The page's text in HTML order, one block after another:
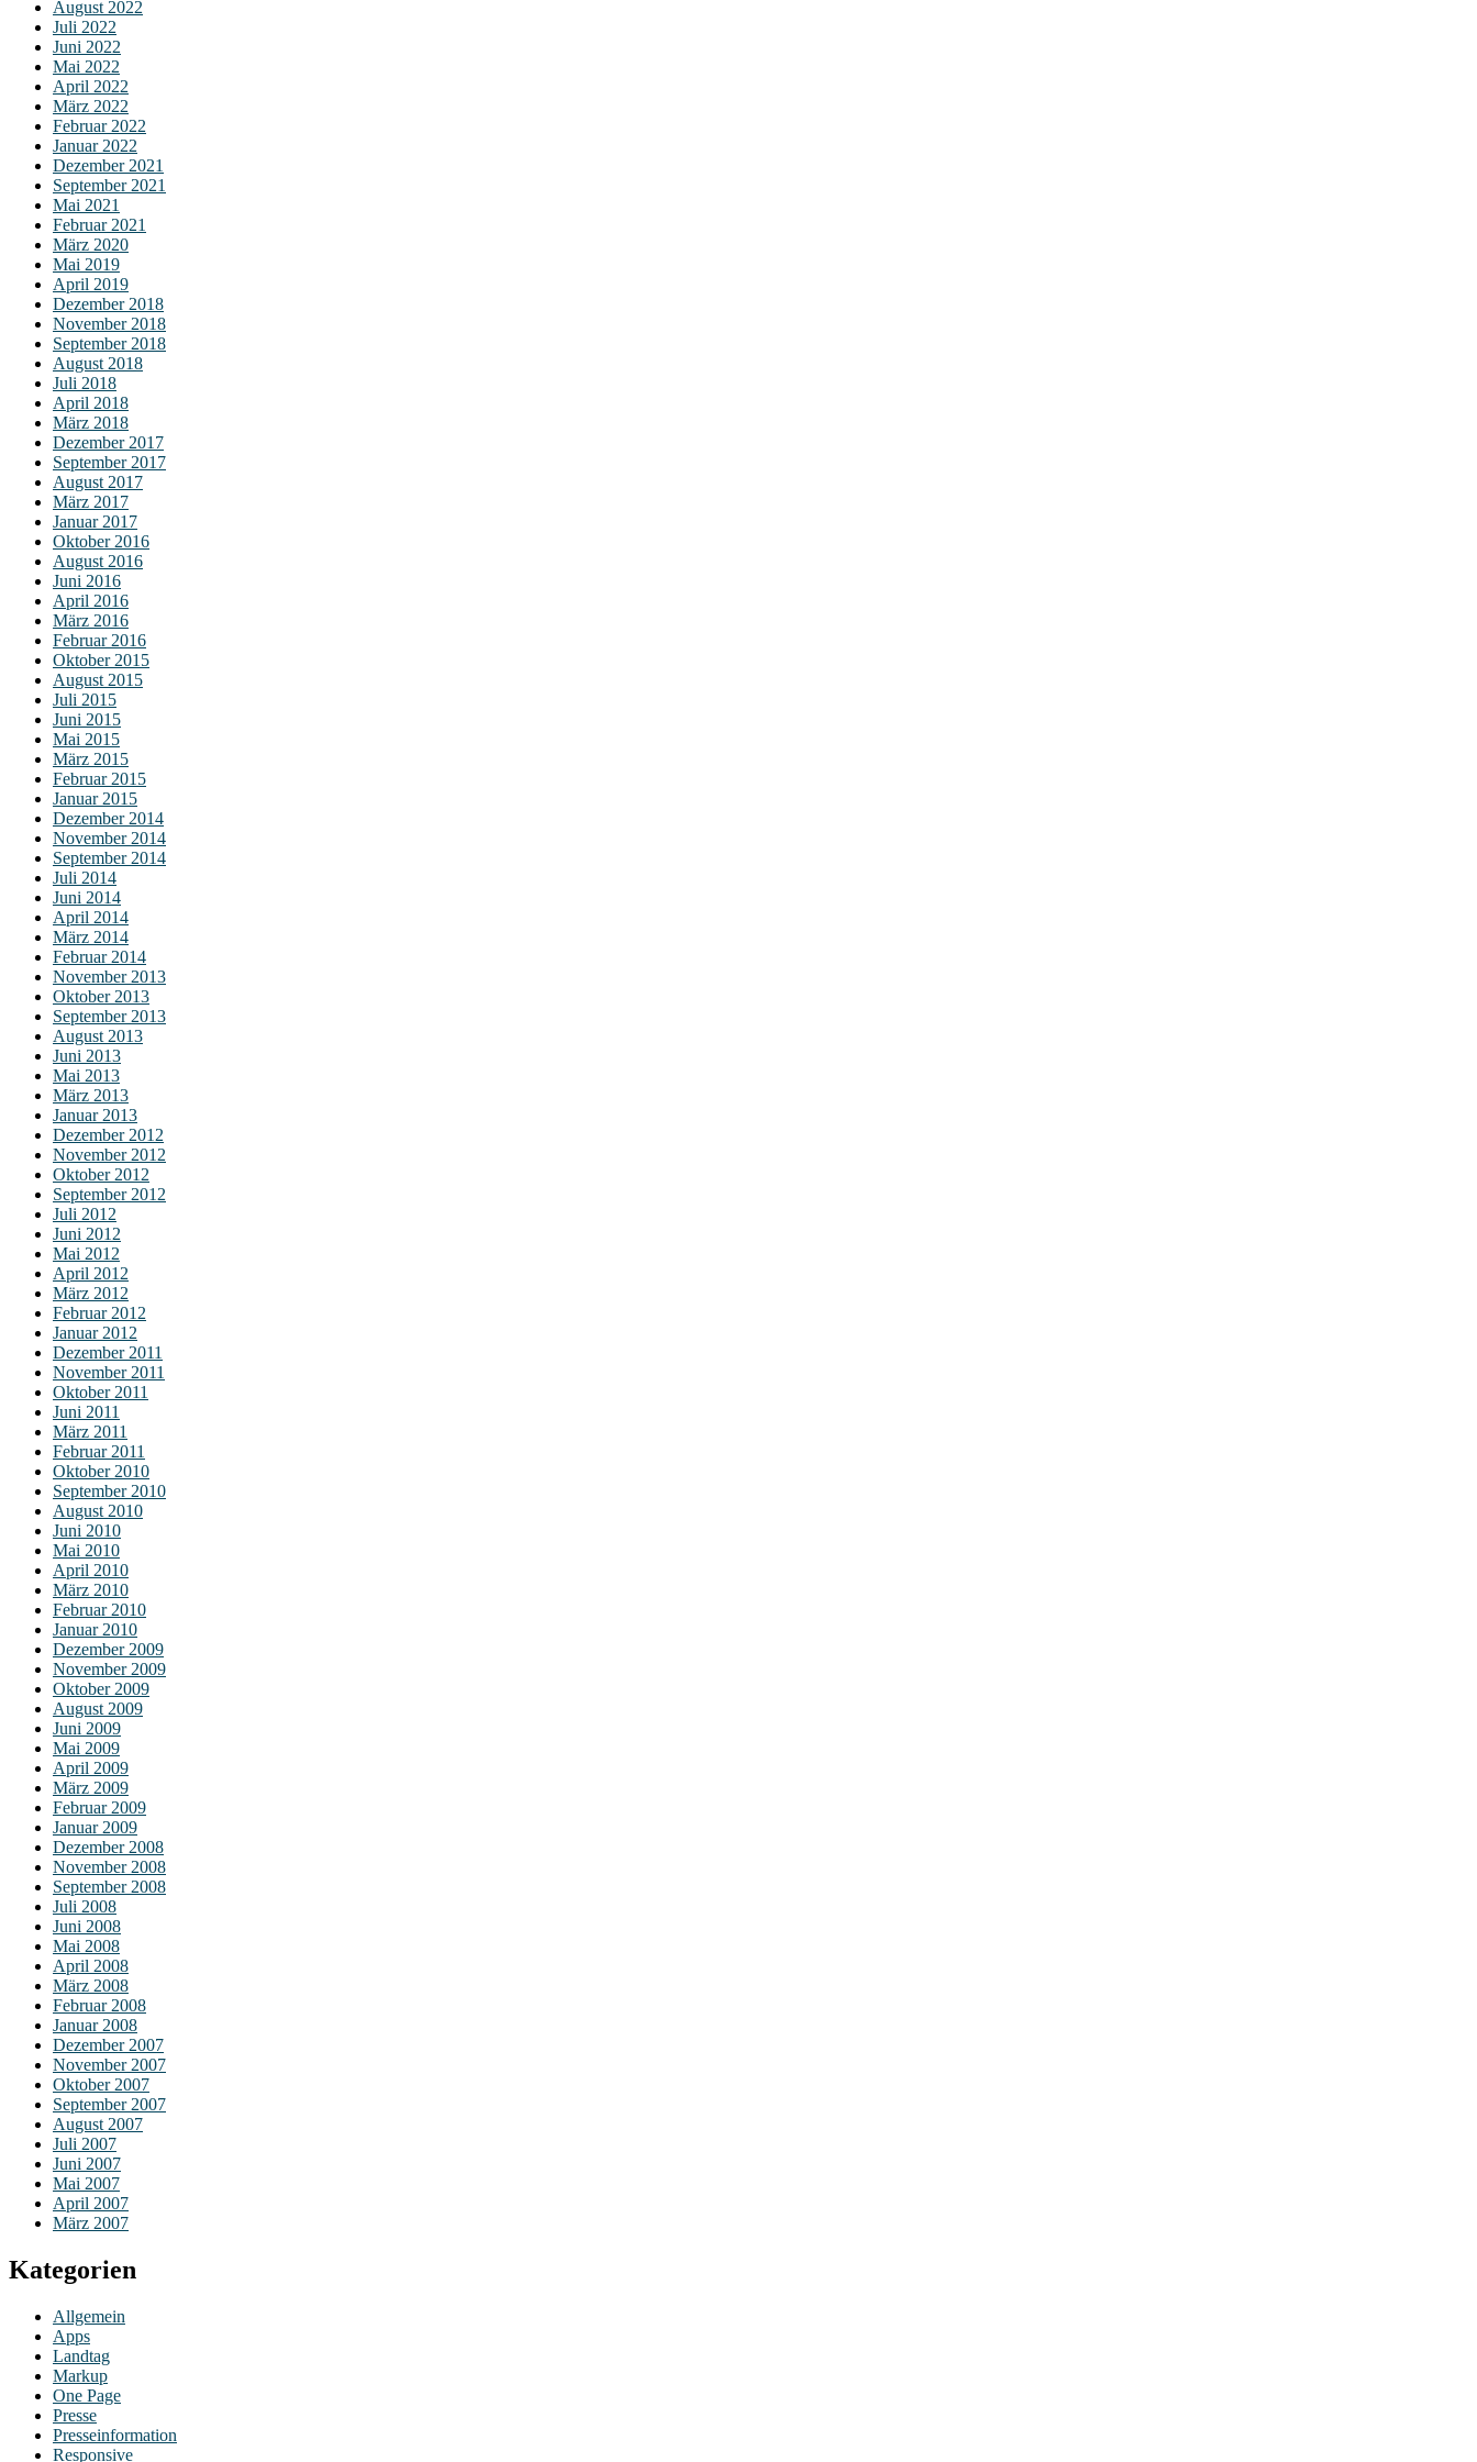
August 2022
Juli 2022
Juni 2022
Mai 2022
April 2022
März 2022
Februar 2022
Januar 2022
Dezember 2021
September 2021
Mai 2021
Februar 2021
März 2020
Mai 2019
April 2019
Dezember 2018
November 2018
September 2018
August 2018
Juli 2018
April 2018
März 2018
Dezember 2017
September 2017
August 2017
März 2017
Januar 2017
Oktober 2016
August 2016
Juni 2016
April 2016
März 2016
Februar 2016
Oktober 2015
August 2015
Juli 2015
Juni 2015
Mai 2015
März 2015
Februar 2015
Januar 2015
Dezember 2014
November 2014
September 2014
Juli 2014
Juni 2014
April 2014
März 2014
Februar 2014
November 2013
Oktober 2013
September 2013
August 2013
Juni 2013
Mai 2013
März 2013
Januar 2013
Dezember 2012
November 2012
Oktober 2012
September 2012
Juli 2012
Juni 2012
Mai 2012
April 2012
März 2012
Februar 2012
Januar 2012
Dezember 2011
November 2011
Oktober 2011
Juni 2011
März 2011
Februar 2011
Oktober 2010
September 2010
August 2010
Juni 2010
Mai 2010
April 2010
März 2010
Februar 2010
Januar 2010
Dezember 2009
November 2009
Oktober 2009
August 2009
Juni 2009
Mai 2009
April 2009
März 2009
Februar 2009
Januar 2009
Dezember 2008
November 2008
September 2008
Juli 2008
Juni 2008
Mai 2008
April 2008
März 2008
Februar 2008
Januar 2008
Dezember 2007
November 2007
Oktober 2007
September 2007
August 2007
Juli 2007
Juni 2007
Mai 2007
April 2007
März 2007
Kategorien
Allgemein
Apps
Landtag
Markup
One Page
Presse
Presseinformation
Responsive